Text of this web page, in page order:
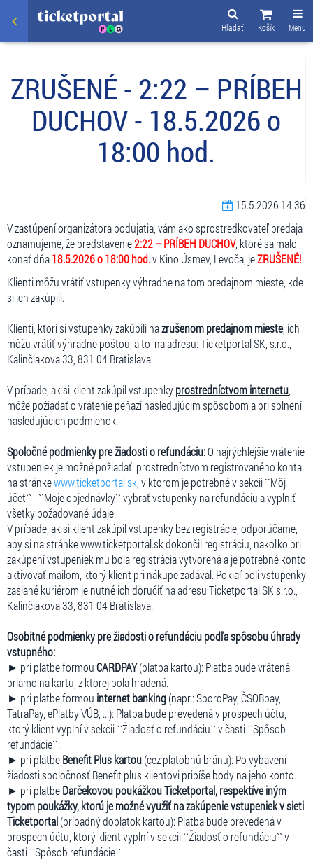
Menu
Košík
Hľadať
ZRUŠENÉ - 2:22 – PRÍBEH
DUCHOV - 18.5.2026 o
18:00 hod.
15.5.2026 14:36
V zastúpení organizátora podujatia, vám ako sprostredkovateľ predaja
oznamujeme, že predstavenie2:22 – PRÍBEH DUCHOV, ktoré sa malo
konať dňa18.5.2026 o 18:00 hod.v Kino Úsmev, Levoča, jeZRUŠENÉ!
Klienti môžu vrátiť vstupenky výhradne na tom predajnom mieste, kde
si ich zakúpili.
Klienti, ktorí si vstupenky zakúpili nazrušenom predajnom mieste, ich
môžu vrátiť výhradne poštou, a to na adresu: Ticketportal SK, s.r.o.,
Kalinčiakova 33, 831 04 Bratislava.
V prípade, ak si klient zakúpil vstupenkyprostredníctvom internetu
môže požiadať o vrátenie peňazí nasledujúcim spôsobom a pri splnení
nasledujúcich podmienok:
Spoločné podmienky pre žiadosti o refundáciu:O najrýchlejšie vrátenie
vstupeniek je možné požiadať prostredníctvom registrovaného konta
na stránkewww.ticketportal.sk , v ktorom je potrebné v sekcii ``Môj
účet`` - ``Moje objednávky`` vybrať vstupenky na refundáciu a vyplniť
všetky požadované údaje.
V prípade, ak si klient zakúpil vstupenky bez registrácie, odporúčame,
aby si na stránke www.ticketportal.sk dokončil registráciu, nakoľko pri
zakúpení vstupeniek mu bola registrácia vytvorená a je potrebné konto
aktivovať mailom, ktorý klient pri nákupe zadával. Pokiaľ boli vstupenky
zaslané kuriérom je nutné ich doručiť na adresu Ticketportal SK s.r.o.,
Kalinčiakova 33, 831 04 Bratislava.
Osobitné podmienky pre žiadosti o refundáciu podľa spôsobu úhrady
vstupného:
► pri platbe formouCARDPAY(platba kartou): Platba bude vrátená
priamo na kartu, z ktorej bola hradená.
► pri platbe formou internet banking(napr.: SporoPay, ČSOBpay,
TatraPay, ePlatby VÚB, ...): Platba bude prevedená v prospech účtu,
ktorý klient vyplní v sekcii ``Žiadosť o refundáciu`` v časti ``Spôsob
refundácie``.
► pri platbeBenefit Plus kartou(cez platobnú bránu): Po vybavení
žiadosti spoločnosť Benefit plus klientovi pripíše body na jeho konto.
► pri platbeDarčekovou poukážkou Ticketportal, respektíve iným
typom poukážky, ktorú je možné využiť na zakúpenie vstupeniek v sieti
Ticketportal(prípadný doplatok kartou): Platba bude prevedená v
prospech účtu, ktorý klient vyplní v sekcii ``Žiadosť o refundáciu`` v
časti ``Spôsob refundácie``.